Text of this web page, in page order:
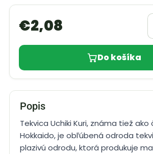
€2,08
Do košíka
Popis
Tekvica Uchiki Kuri, známa tiež ako
Hokkaido, je obľúbená odroda
plazivú odrodu, ktorá produkuje